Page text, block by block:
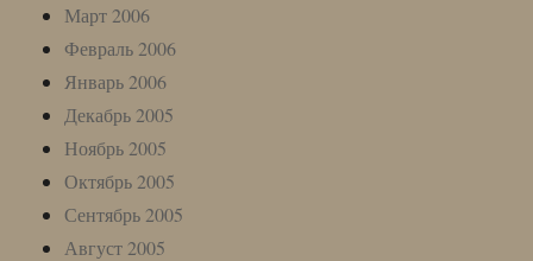
Март 2006
Февраль 2006
Январь 2006
Декабрь 2005
Ноябрь 2005
Октябрь 2005
Сентябрь 2005
Август 2005